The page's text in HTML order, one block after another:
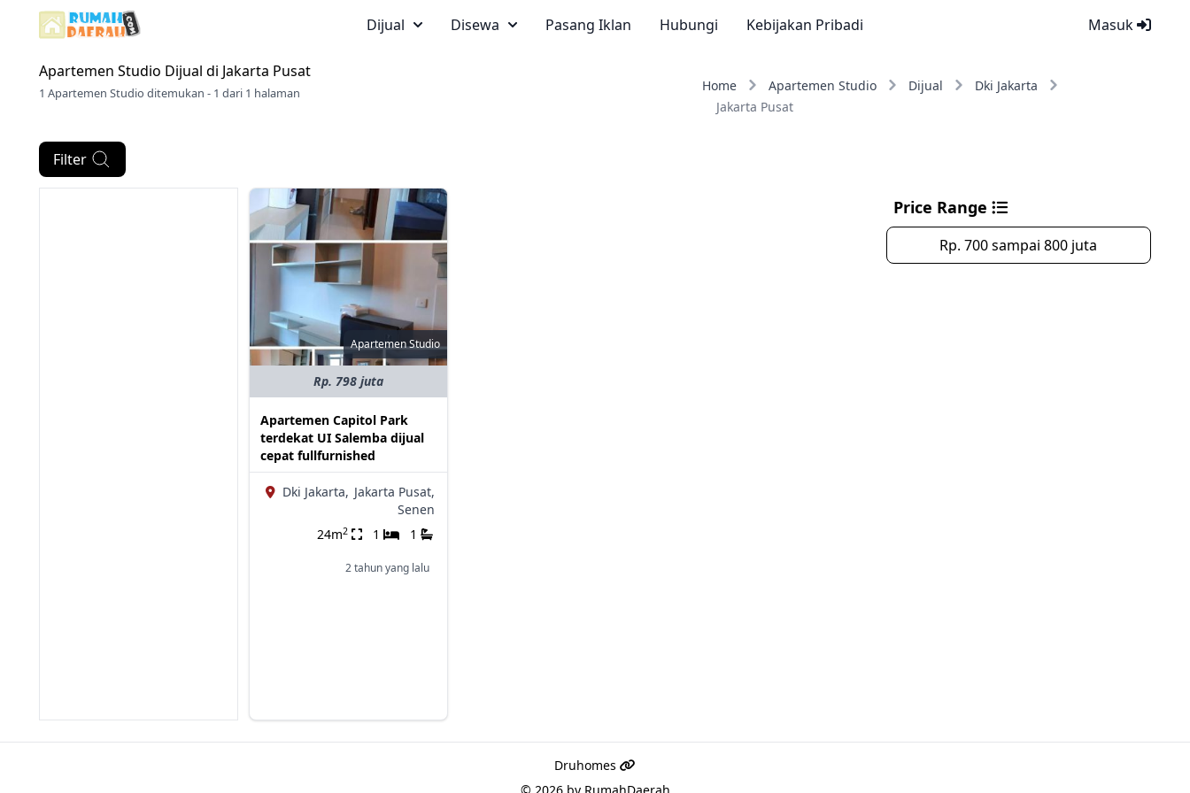
Masuk
Dijual Disewa Pasang Iklan Hubungi Kebijakan Pribadi
Apartemen Studio Dijual di Jakarta Pusat
1 Apartemen Studio ditemukan - 1 dari 1 halaman Home Apartemen Studio Dijual
Dki Jakarta
Jakarta Pusat
Filter
Apartemen Studio
Rp. 798 juta
Apartemen Capitol Park
terdekat UI Salemba dijual
cepat fullfurnished
Dki Jakarta, Jakarta Pusat,
Senen
24m2 1 1
2 tahun yang lalu
Price Range
Rp. 700 sampai 800 juta
Druhomes